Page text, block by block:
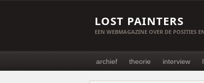
LOST PAINTERS
EEN WEBMAGAZINE OVER DE POSITIES
archief theorie interview